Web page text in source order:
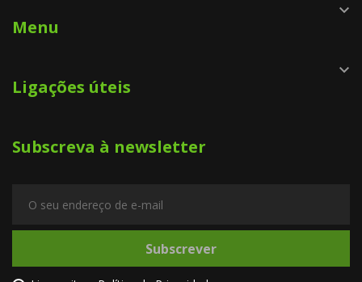
Menu

Ligações úteis

Subscreva à newsletter
Subscrever